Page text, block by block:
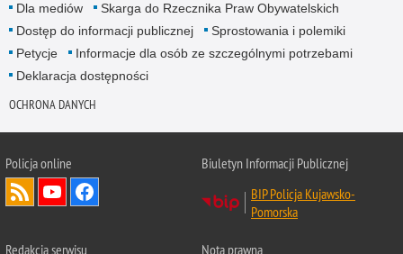
Dla mediów
Skarga do Rzecznika Praw Obywatelskich
Dostęp do informacji publicznej
Sprostowania i polemiki
Petycje
Informacje dla osób ze szczególnymi potrzebami
Deklaracja dostępności
OCHRONA DANYCH
Policja online
Biuletyn Informacji Publicznej
BIP Policja Kujawsko-
Pomorska
Redakcja serwisu Nota prawna